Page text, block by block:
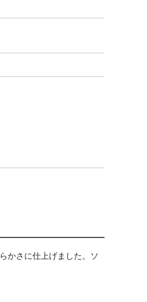
かさに仕上げました。ソ